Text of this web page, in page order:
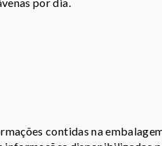
contidas na